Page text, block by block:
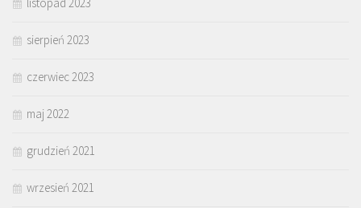
listopad 2023
sierpień 2023
czerwiec 2023
maj 2022
grudzień 2021
wrzesień 2021